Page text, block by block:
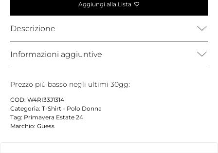
Aggiungi alla Lista
Descrizione
Informazioni aggiuntive
Prezzo più basso negli ultimi 30gg:
COD: W4RI33J1314
Categoria: T-Shirt - Polo Donna
Tag: Primavera Estate 24
Marchio: Guess